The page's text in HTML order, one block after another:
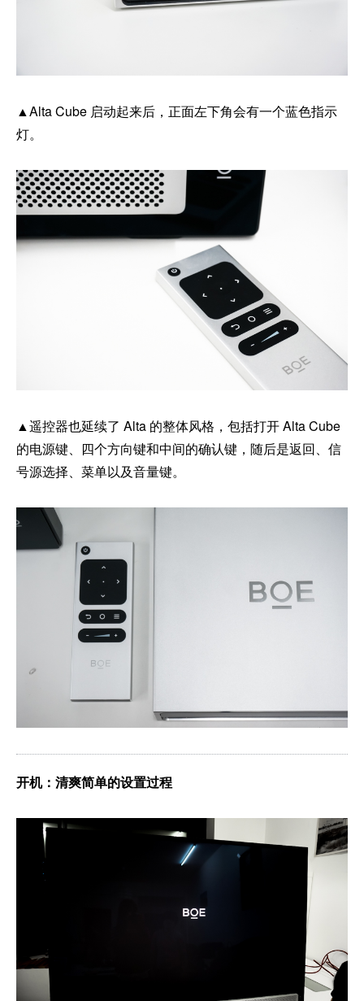
▲Alta Cube 启动起来后，正面左下角会有一个蓝色指示
灯。
▲遥控器也延续了 Alta 的整体风格，包括打开 Alta Cube
的电源键、四个方向键和中间的确认键，随后是返回、信
号源选择、菜单以及音量键。
开机：清爽简单的设置过程